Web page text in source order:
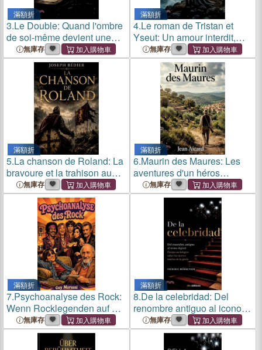
滿額折
3.Le Double: Quand l'ombre
de soi-même devient une
menace
無庫存
滿額折
4.Le roman de Tristan et
Yseut: Un amour interdit,
une légende éternelle
無庫存
滿額折
5.La chanson de Roland: La
bravoure et la trahison au
coeur de l'épopée
médiévale
無庫存
滿額折
6.Maurin des Maures: Les
aventures d'un héros
provençal au coeur des
Maures
無庫存
滿額折
7.Psychoanalyse des Rock:
Wenn Rocklegenden auf der
Couch liegen. Imaginäre
Interviews mit Janis Joplin,
Jimi Hendrix, Jim Morrison,
無庫存
滿額折
8.De la celebridad: Del
renombre antiguo al icono
digital: Ensayo sociológico
sobre los nuevos rostros de
無庫存